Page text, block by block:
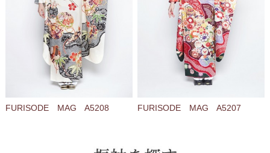
FURISODE MAG A5208 FURISODE MAG A5207